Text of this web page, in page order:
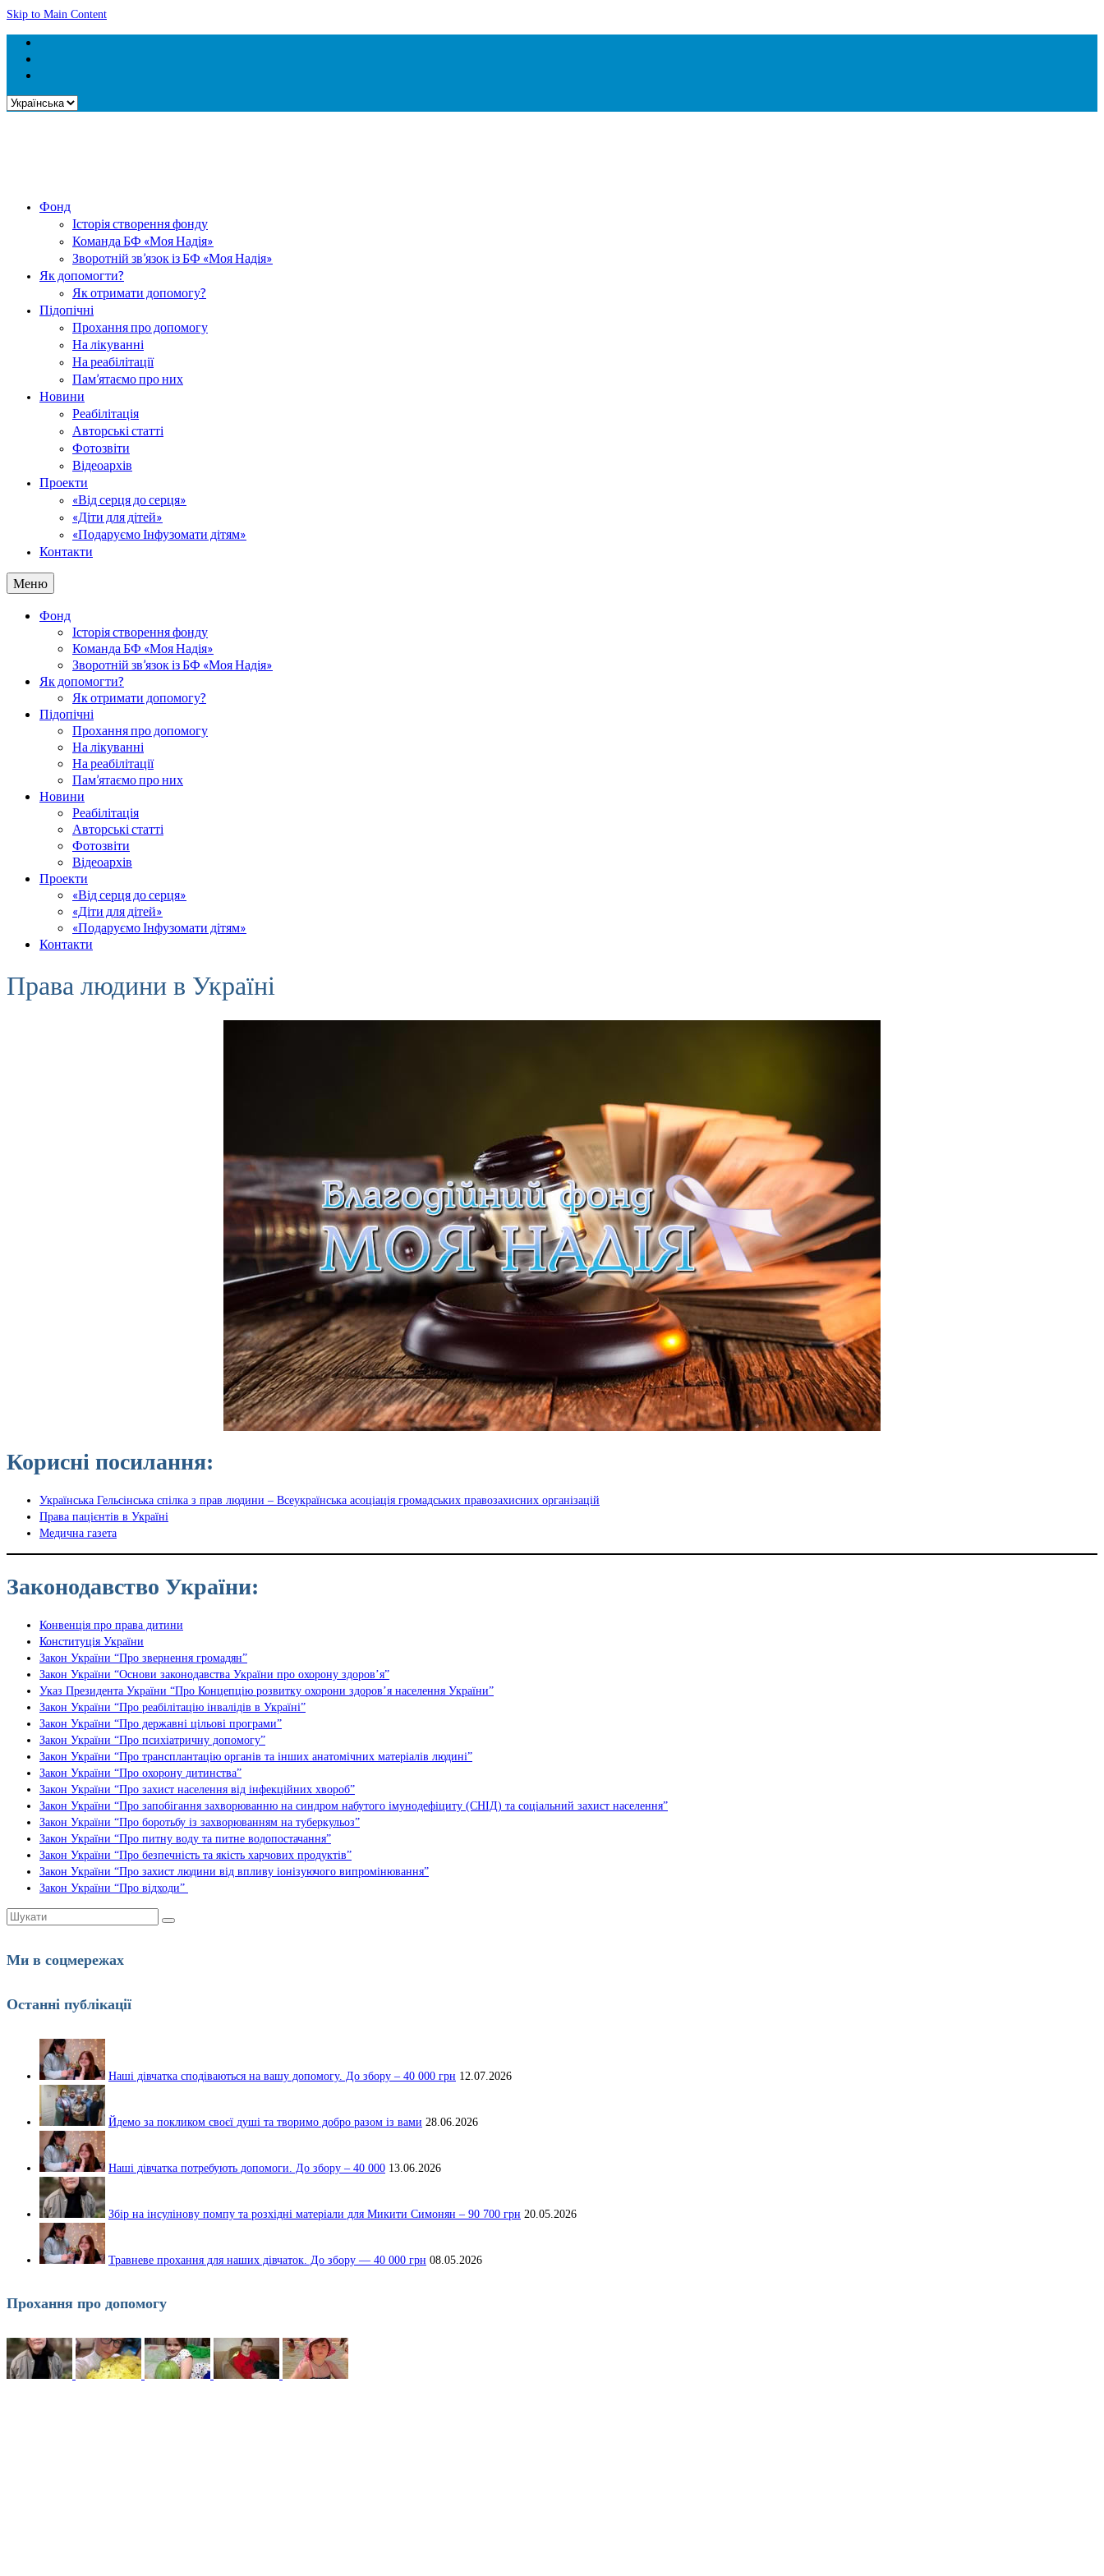
Skip to Main Content
Вибрати
Фонд
Історія створення фонду
Команда БФ «Моя Надія»
Зворотній зв’язок із БФ «Моя Надія»
Як допомогти?
Як отримати допомогу?
Підопічні
Прохання про допомогу
На лікуванні
На реабілітації
Пам’ятаємо про них
Новини
Реабілітація
Авторські статті
Фотозвіти
Відеоархів
Проекти
«Від серця до серця»
«Діти для дітей»
«Подаруємо Інфузомати дітям»
Контакти
Меню
Фонд
Історія створення фонду
Команда БФ «Моя Надія»
Зворотній зв’язок із БФ «Моя Надія»
Як допомогти?
Як отримати допомогу?
Підопічні
Прохання про допомогу
На лікуванні
На реабілітації
Пам’ятаємо про них
Новини
Реабілітація
Авторські статті
Фотозвіти
Відеоархів
Проекти
«Від серця до серця»
«Діти для дітей»
«Подаруємо Інфузомати дітям»
Контакти
Права людини в Україні
Корисні посилання:
Українська Гельсінська спілка з прав людини – Всеукраїнська асоціація громадських правозахисних організацій
Права пацієнтів в Україні
Медична газета
Законодавство України:
Конвенція про права дитини
Конституція України
Закон України “Про звернення громадян”
Закон України “Основи законодавства України про охорону здоров’я”
Указ Президента України “Про Концепцію розвитку охорони здоров’я населення України”
Закон України “Про реабілітацію інвалідів в Україні”
Закон України “Про державні цільові програми”
Закон України “Про психіатричну допомогу”
Закон України “Про трансплантацію органів та інших анатомічних матеріалів людині”
Закон України “Про охорону дитинства”
Закон України “Про захист населення від інфекційних хвороб”
Закон України “Про запобігання захворюванню на синдром набутого імунодефіциту (СНІД) та соціальний захист населення”
Закон України “Про боротьбу із захворюванням на туберкульоз”
Закон України “Про питну воду та питне водопостачання”
Закон України “Про безпечність та якість харчових продуктів”
Закон України “Про захист людини від впливу іонізуючого випромінювання”
Закон України “Про відходи”
Шукати:
Ми в соцмережах
Останні публікації
Наші дівчатка сподіваються на вашу допомогу. До збору – 40 000 грн 12.07.2026
Йдемо за покликом своєї душі та творимо добро разом із вами 28.06.2026
Наші дівчатка потребують допомоги. До збору – 40 000 13.06.2026
Збір на інсулінову помпу та розхідні матеріали для Микити Симонян – 90 700 грн 20.05.2026
Травневе прохання для наших дівчаток. До збору — 40 000 грн 08.05.2026
Прохання про допомогу